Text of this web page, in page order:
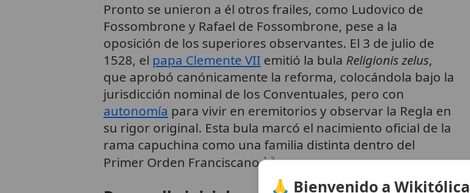
Pronto se unieron a él otros frailes, como Ludovico de
Fossombrone y Rafael de Fossombrone, pese a la
oposición de los superiores observantes. El 3 de julio de
1528, el papa Clemente VIIemitió la bula Religionis zelus,
que aprobó canónicamente la reforma, colocándola bajo la
jurisdicción nominal de los Conventuales, pero con
autonomía para vivir en eremitorios y observar la Regla en
su rigor original. Esta bula marcó el nacimiento oficial de la
rama capuchina como una familia distinta dentro del
Primer Orden Franciscano.1,2
🙏 Bienvenido a Wikitólica